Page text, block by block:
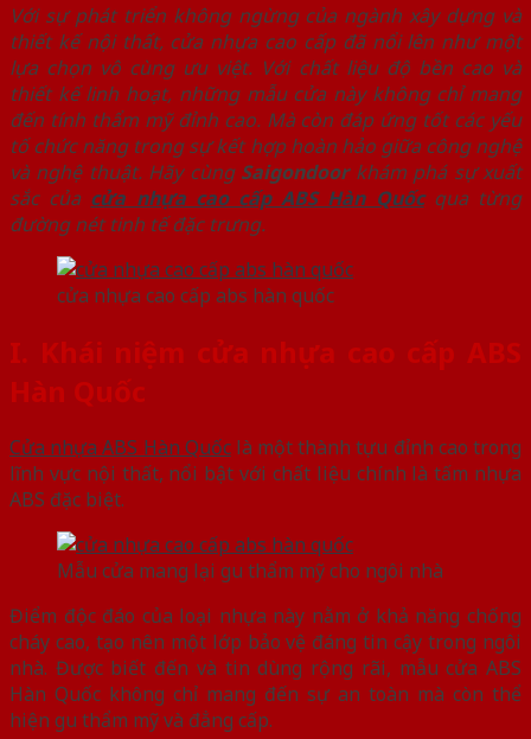
Với sự phát triển không ngừng của ngành xây dựng và
thiết kế nội thất, cửa nhựa cao cấp đã nổi lên như một
lựa chọn vô cùng ưu việt. Với chất liệu độ bền cao và
thiết kế linh hoạt, những mẫu cửa này không chỉ mang
đến tính thẩm mỹ đỉnh cao. Mà còn đáp ứng tốt các yếu
tố chức năng trong sự kết hợp hoàn hảo giữa công nghệ
và nghệ thuật. Hãy cùng Saigondoorkhám phá sự xuất
sắc của cửa nhựa cao cấp ABS Hàn Quốcqua từng
đường nét tinh tế đặc trưng.
cửa nhựa cao cấp abs hàn quốc
I. Khái niệm cửa nhựa cao cấp ABS
Hàn Quốc
Cửa nhựa ABS Hàn Quốclà một thành tựu đỉnh cao trong
lĩnh vực nội thất, nổi bật với chất liệu chính là tấm nhựa
ABS đặc biệt.
Mẫu cửa mang lại gu thẩm mỹ cho ngôi nhà
Điểm độc đáo của loại nhựa này nằm ở khả năng chống
cháy cao, tạo nên một lớp bảo vệ đáng tin cậy trong ngôi
nhà. Được biết đến và tin dùng rộng rãi, mẫu cửa ABS
Hàn Quốc không chỉ mang đến sự an toàn mà còn thể
hiện gu thẩm mỹ và đẳng cấp.